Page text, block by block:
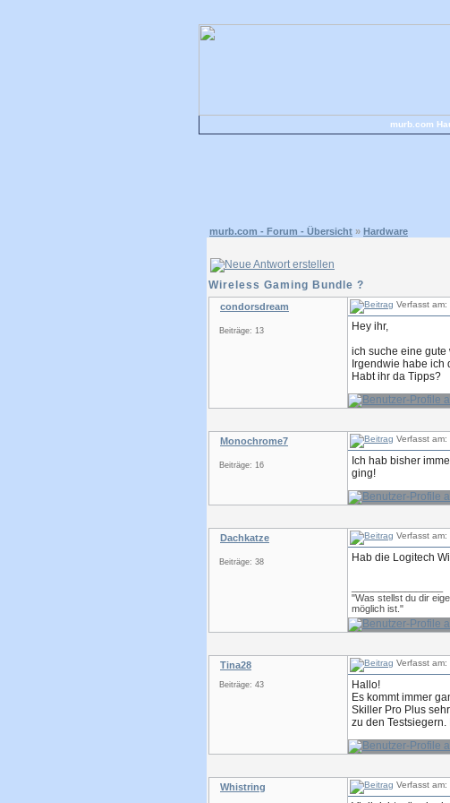
murb.com
murb.com - Forum - Übersicht » Hardware
Wireless Gaming Bundle ?
condorsdream
Beiträge: 13
Verfasst
Hey ihr,
ich suche eine gute
Irgendwie habe ich
Habt ihr da Tipps?
Monochrome7
Beiträge: 16
Verfasst
Ich hab bisher
ging!
Dachkatze
Beiträge: 38
Verfasst
Hab die Logitech
"Was stellst du dir
möglich ist."
Tina28
Beiträge: 43
Verfasst
Hallo!
Es kommt immer
Skiller Pro Plus
zu den
Whistring Verfasst